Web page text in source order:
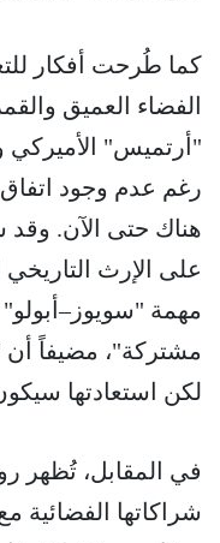
كما طُرحت أفكار
الفضاء العميق
"أرتميس" الأميركي
رغم عدم وجود
هناك حتى الآن.
على الإرث التاريخي
مشتركة"، مضيفاً أن
لكن استعادتها
في المقابل، تُظهر
شراكاتها الفضائية